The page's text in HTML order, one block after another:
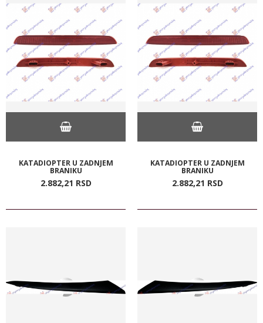
KATADIOPTER U ZADNJEM
BRANIKU
2.882,21 RSD
KATADIOPTER U ZADNJEM
BRANIKU
2.882,21 RSD